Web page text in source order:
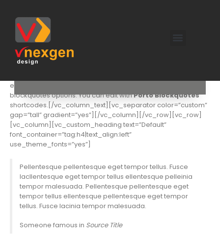
[vc_row][vc_column][vc_custom_heading
el_class=”shorter”][vc_column_text]Check out all the
blockquotes options. You can edit withPorto Blockquotes
shortcodes.[/vc_column_text][vc_separator color=”custom”
gap=”tall” gradient=”yes”][/vc_column][/vc_row][vc_row]
[vc_column][vc_custom_heading text=”Default”
font_container=”tag:h4|text_align:left”
use_theme_fonts=”yes”]
Pellentesque pellentesque eget tempor tellus. Fusce
lacllentesque eget tempor tellus ellentesque pelleinia
tempor malesuada. Pellentesque pellentesque eget
tempor tellus ellentesque pellentesque eget tempor
tellus. Fusce lacinia tempor malesuada.
Someone famous in Source Title